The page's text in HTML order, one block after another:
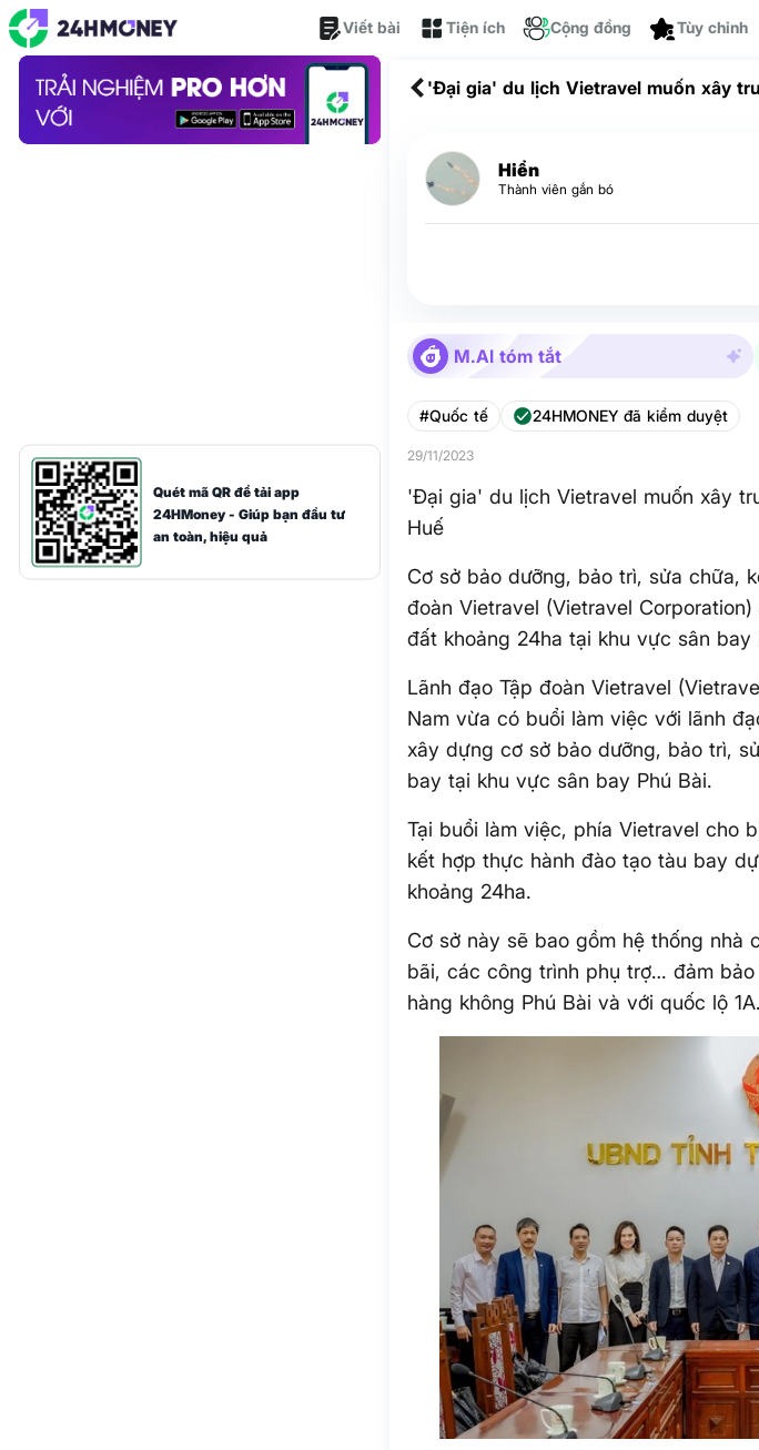
Viết bài Tiện ích
Cộng đồng
Quét mã QR để tải app
24HMoney - Giúp bạn đầu tư
an toàn, hiệu quả
'Đại gia' du lịch Vietravel muốn xây
Hiển
Thành viên gắn bó
M.AI tóm tắt
#Quốc tế 24HMONEY đã kiểm duyệt
29/11/2023
'Đại gia' du lịch Vietravel muốn xây
Huế
Cơ sở bảo dưỡng, bảo trì, sửa chữa,
đoàn Vietravel (Vietravel
đất khoảng 24ha tại khu vực sân bay
Lãnh đạo Tập đoàn Vietravel
Nam vừa có buổi làm việc với lãnh
xây dựng cơ sở bảo dưỡng, bảo trì,
bay tại khu vực sân bay Phú Bài.
Tại buổi làm việc, phía Vietravel cho
kết hợp thực hành đào tạo tàu bay
khoảng 24ha.
Cơ sở này sẽ bao gồm hệ thống nhà
bãi, các công trình phụ trợ… đảm
hàng không Phú Bài và với quốc lộ 1A.